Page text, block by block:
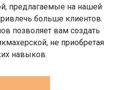
предлагаемые на нашей
больше клиентов.
позволяет вам создать
не приобретая
навыков.